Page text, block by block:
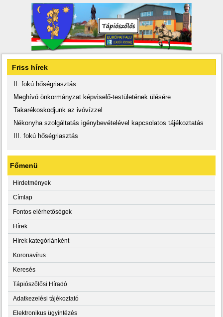
Friss hírek
II. fokú hőségriasztás
Meghívó önkormányzat képviselő-testületének ülésére
Takarékoskodjunk az ivóvízzel
Nékonyha szolgáltatás igénybevételével kapcsolatos tájékoztatás
III. fokú hőségriasztás
Főmenü
Hirdetmények
Címlap
Fontos elérhetőségek
Hírek
Hírek kategóriánként
Koronavírus
Keresés
Tápiószőlősi Híradó
Adatkezelési tájékoztató
Elektronikus ügyintézés